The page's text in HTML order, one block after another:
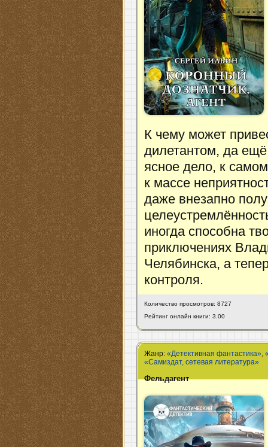
К чему может
дилетантом, да
ясное дело, к
к массе
даже внезапно
иногда способна
приключениях
Челябинска, а
контроля.
Количество просмотров: 8727
Рейтинг онлайн книги: 3.00
Жанр:«Детективная фантастика»,
«Самиздат, сетевая литература»
Фельдагент